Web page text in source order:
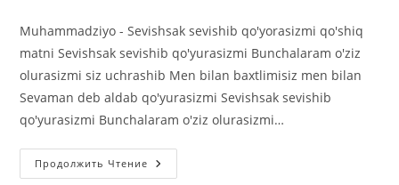
записи:
Muhammadziyo - Sevishsak sevishib qo'yorasizmi qo'shiq
matni Sevishsak sevishib qo'yurasizmi Bunchalaram o'ziz
olurasizmi siz uchrashib Men bilan baxtlimisiz men bilan
Sevaman deb aldab qo'yurasizmi Sevishsak sevishib
qo'yurasizmi Bunchalaram o'ziz olurasizmi…
Продолжить Чтение Muhammadziyo
—